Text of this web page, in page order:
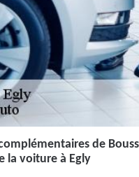
de
la voiture à Egly